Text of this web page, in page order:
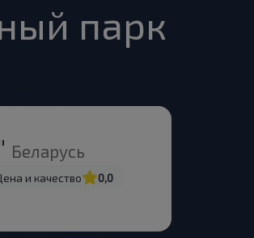
парк
Беларусь
и качество
0,0